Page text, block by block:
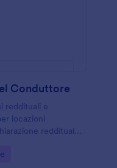
Conduttore
reddituali e
locazioni
reddituale